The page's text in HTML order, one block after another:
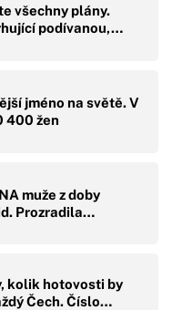
všechny plány.
podívanou,…
jméno na světě. V
400 žen
muže z doby
Prozradila…
kolik hotovosti by
Čech. Číslo…